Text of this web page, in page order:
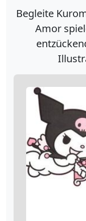
Begleite
Amor